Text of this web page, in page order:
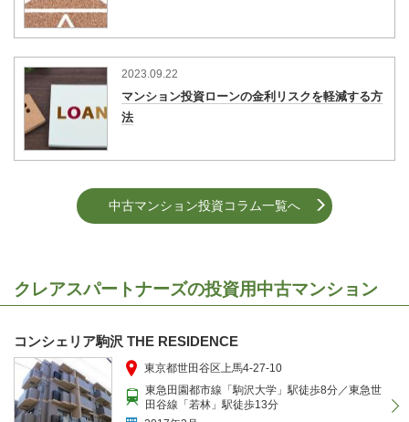
マンション投資ローンの金利リスクを軽減する方
法
2023.09.22
中古マンション投資コラム一覧へ
クレアスパートナーズの投資用中古マンション
コンシェリア駒沢 THE RESIDENCE
東京都世田谷区上馬4-27-10
東急田園都市線「駒沢大学」駅徒歩8分／東急世
田谷線「若林」駅徒歩13分